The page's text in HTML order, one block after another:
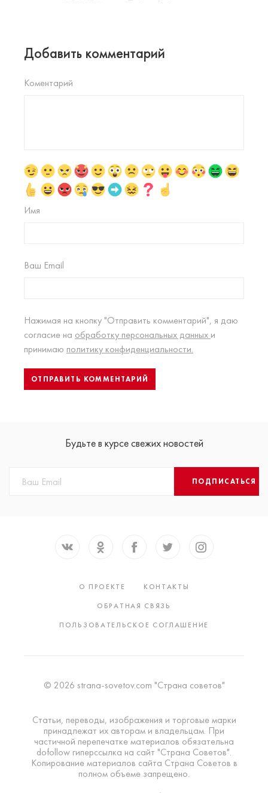
Добавить комментарий
Коментарий
Имя
Ваш Email
Нажимая на кнопку "Отправить комментарий", я даю
согласие на обработку персональных данных и
принимаю политику конфиденциальности.
Будьте в курсе свежих новостей
ПОДПИСАТЬСЯ
О ПРОЕКТЕ
КОНТАКТЫ
ОБРАТНАЯ СВЯЗЬ
ПОЛЬЗОВАТЕЛЬСКОЕ СОГЛАШЕНИЕ
© 2026 strana-sovetov.com "Страна советов"
Статьи, переводы, изображения и торговые марки
принадлежат их авторам и владельцам. При
частичной перепечатке материалов обязательна
dofollow гиперссылка на сайт "Страна Советов".
Копирование материалов сайта Страна Советов в
полном объеме запрещено.